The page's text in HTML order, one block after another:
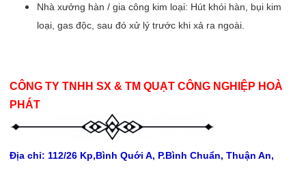
Nhà xưởng hàn / gia công kim loại: Hút khói hàn, bụi kim
loại, gas độc, sau đó xử lý trước khi xả ra ngoài.
CÔNG TY TNHH SX & TM QUẠT CÔNG NGHIỆP HOÀ
PHÁT
Địa chỉ: 112/26 Kp,Bình Quới A, P.Bình Chuẩn, Thuận An,